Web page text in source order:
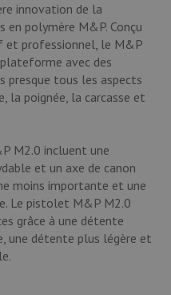
innovation de la
polymère M&P. Conçu
et professionnel, le M&P
avec des
presque tous les aspects
la poignée, la carcasse et
M2.0 incluent une
et un axe de canon
moins importante et une
Le pistolet M&P M2.0
grâce à une détente
une détente plus légère et